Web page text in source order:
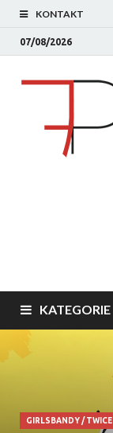
KONTAKT
07/08/2026
KATEGORIE
GIRLSBANDY/TWICE